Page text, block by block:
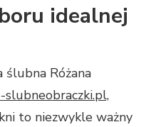
idealnej
ślubna Różana
slubneobraczki.pl,
to niezwykle ważny